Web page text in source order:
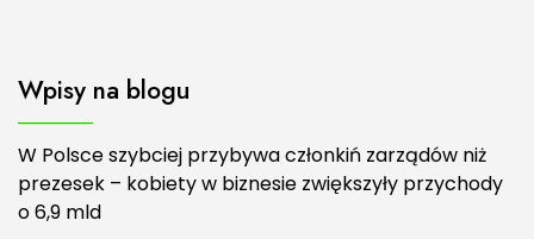
Wpisy na blogu
W Polsce szybciej przybywa członkiń zarządów niż
prezesek – kobiety w biznesie zwiększyły przychody
o 6,9 mld